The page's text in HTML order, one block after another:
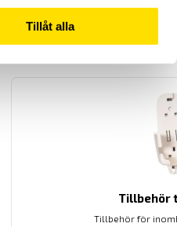
Tillåt alla
Tillbehör
Tillbehör för